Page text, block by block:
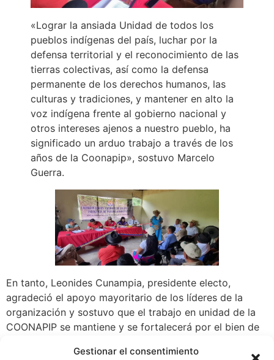
Gestionar el consentimiento
«Lograr la ansiada Unidad de todos los
pueblos indígenas del país, luchar por la
defensa territorial y el reconocimiento de las
tierras colectivas, así como la defensa
permanente de los derechos humanos, las
culturas y tradiciones, y mantener en alto la
voz indígena frente al gobierno nacional y
otros intereses ajenos a nuestro pueblo, ha
significado un arduo trabajo a través de los
años de la Coonapip», sostuvo Marcelo
Guerra.
En tanto, Leonides Cunampia, presidente electo,
agradeció el apoyo mayoritario de los líderes de la
organización y sostuvo que el trabajo en unidad de la
COONAPIP se mantiene y se fortalecerá por el bien de